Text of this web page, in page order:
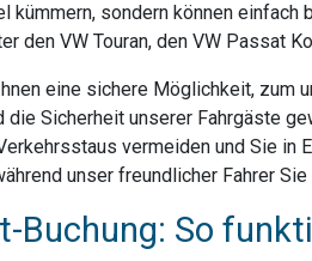
sondern können einfach
den VW Touran, den VW
eine sichere Möglichkeit, zum
Sicherheit unserer Fahrgäste
vermeiden und Sie
unser freundlicher Fahrer
Buchung: So